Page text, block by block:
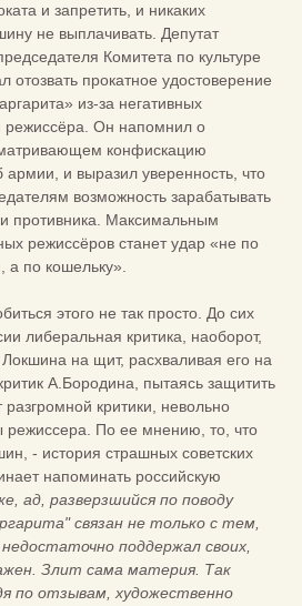
и запретить, и никаких
не выплачивать. Депутат
Комитета по культуре
отозвать прокатное удостоверение
из-за негативных
режиссёра. Он напомнил о
конфискацию
и выразил уверенность, что
возможность зарабатывать
противника. Максимальным
режиссёров станет удар «не по
а по кошельку».
этого не так просто. До сих
либеральная критика, наоборот,
на щит, расхваливая его на
А.Бородина, пытаясь защитить
критики, невольно
По ее мнению, то, что
- история страшных советских
напоминать российскую
ад, разверзшийся по поводу
связан не только с тем,
поддержал своих,
Злит сама материя. Так
по отзывам, художественно